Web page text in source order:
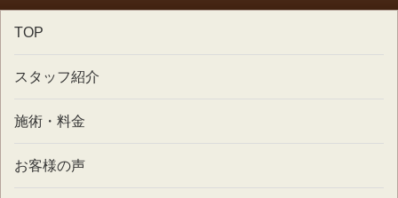
TOP
スタッフ紹介
施術・料金
お客様の声